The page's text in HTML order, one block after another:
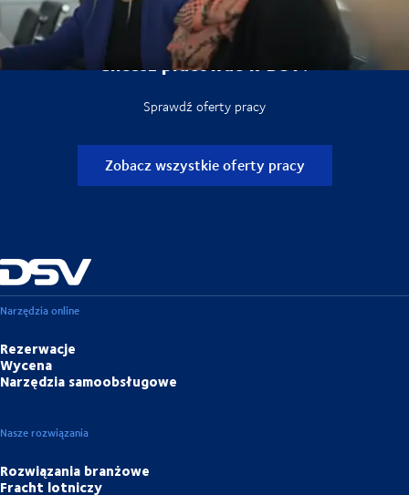
Chcesz pracować w DSV?
Sprawdź oferty pracy
Zobacz wszystkie oferty pracy
Narzędzia online
Rezerwacje
Wycena
Narzędzia samoobsługowe
Nasze rozwiązania
Rozwiązania branżowe
Fracht lotniczy